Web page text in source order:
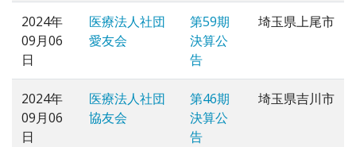
2024年
09月06
日
医療法人社団
愛友会
第59期
決算公
告
埼玉県上尾市
2024年
09月06
日
医療法人社団
協友会
第46期
決算公
告
埼玉県吉川市